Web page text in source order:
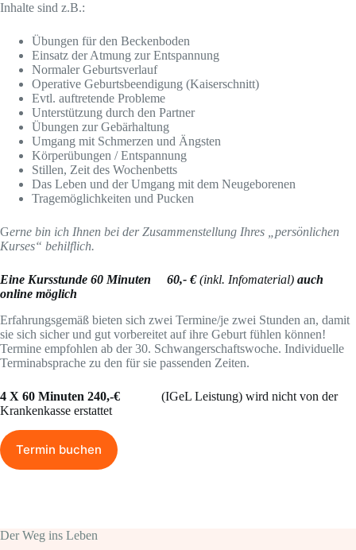
Inhalte sind z.B.:
Übungen für den Beckenboden
Einsatz der Atmung zur Entspannung
Normaler Geburtsverlauf
Operative Geburtsbeendigung (Kaiserschnitt)
Evtl. auftretende Probleme
Unterstützung durch den Partner
Übungen zur Gebärhaltung
Umgang mit Schmerzen und Ängsten
Körperübungen / Entspannung
Stillen, Zeit des Wochenbetts
Das Leben und der Umgang mit dem Neugeborenen
Tragemöglichkeiten und Pucken
Gerne bin ich Ihnen bei der Zusammenstellung Ihres „persönlichen
Kurses“ behilflich.
Eine Kursstunde 60 Minuten 60,- €(inkl. Infomaterial) auch
online möglich
Erfahrungsgemäß bieten sich zwei Termine/je zwei Stunden an, damit
sie sich sicher und gut vorbereitet auf ihre Geburt fühlen können!
Termine empfohlen ab der 30. Schwangerschaftswoche. Individuelle
Terminabsprache zu den für sie passenden Zeiten.
4 X 60 Minuten 240,-€ (IGeL Leistung) wird nicht von der
Krankenkasse erstattet
Termin buchen
Der Weg ins Leben